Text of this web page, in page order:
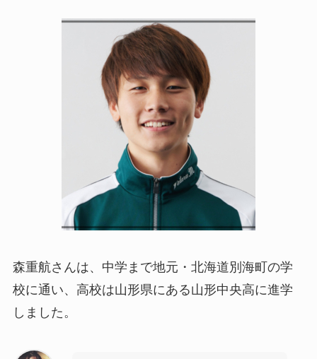
森重航さんは、中学まで地元・北海道別海町の学
校に通い、高校は山形県にある山形中央高に進学
しました。